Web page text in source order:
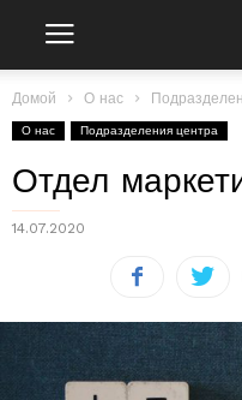
Домой О нас
О нас Подразделения центра
Отдел
14.07.2020